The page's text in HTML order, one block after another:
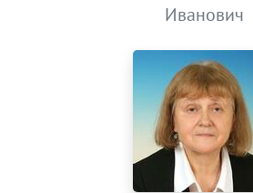
Иванович